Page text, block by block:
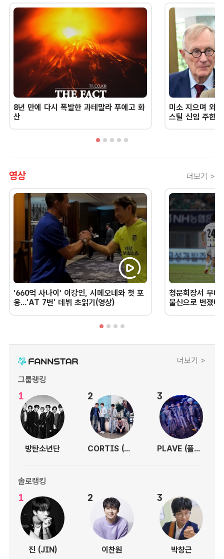
8년 만에 다시 폭발한 과테말라 푸에고 화
산
미소 지으며 외
스틸 신임 주한
영상 더보기 >
'660억 사나이' 이강인, 시메오네와 첫 포
옹...'AT 7번' 데뷔 초읽기(영상)
청문회장서 무너
불신으로 번졌
더보기 >
그룹랭킹
1
방탄소년단
2
CORTIS (코르티스)
3
PLAVE (플레이브)
솔로랭킹
1
진 (JIN)
2
이찬원
3
박창근